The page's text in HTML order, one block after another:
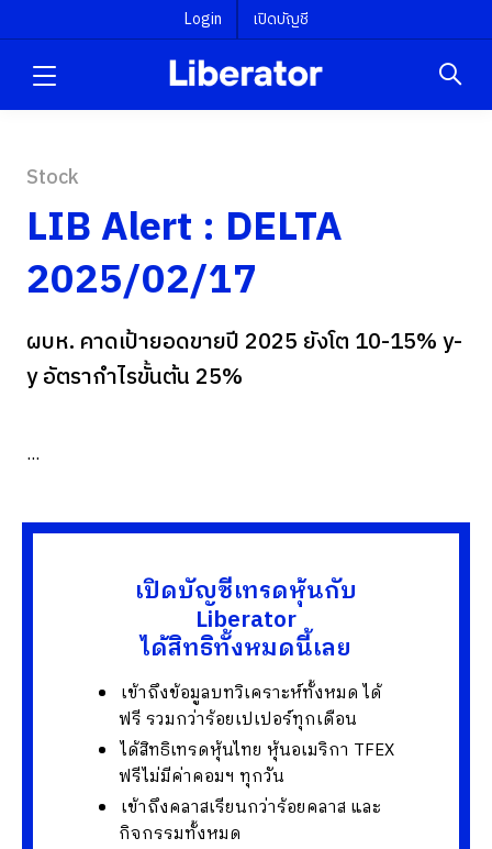
Login เปิดบัญชี
Stock
LIB Alert : DELTA
2025/02/17
ผบห. คาดเป้ายอดขายปี 2025 ยังโต 10-15% y-
y อัตรากำไรขั้นต้น 25%
...
เปิดบัญชีเทรดหุ้นกับ
Liberator
ได้สิทธิทั้งหมดนี้เลย
เข้าถึงข้อมูลบทวิเคราะห์ทั้งหมด ได้
ฟรี รวมกว่าร้อยเปเปอร์ทุกเดือน
ได้สิทธิเทรดหุ้นไทย หุ้นอเมริกา TFEX
ฟรีไม่มีค่าคอมฯ ทุกวัน
เข้าถึงคลาสเรียนกว่าร้อยคลาส และ
กิจกรรมทั้งหมด